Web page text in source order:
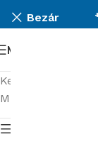
Bezár
Menü
Kezdőlap
Mind a(z) 4